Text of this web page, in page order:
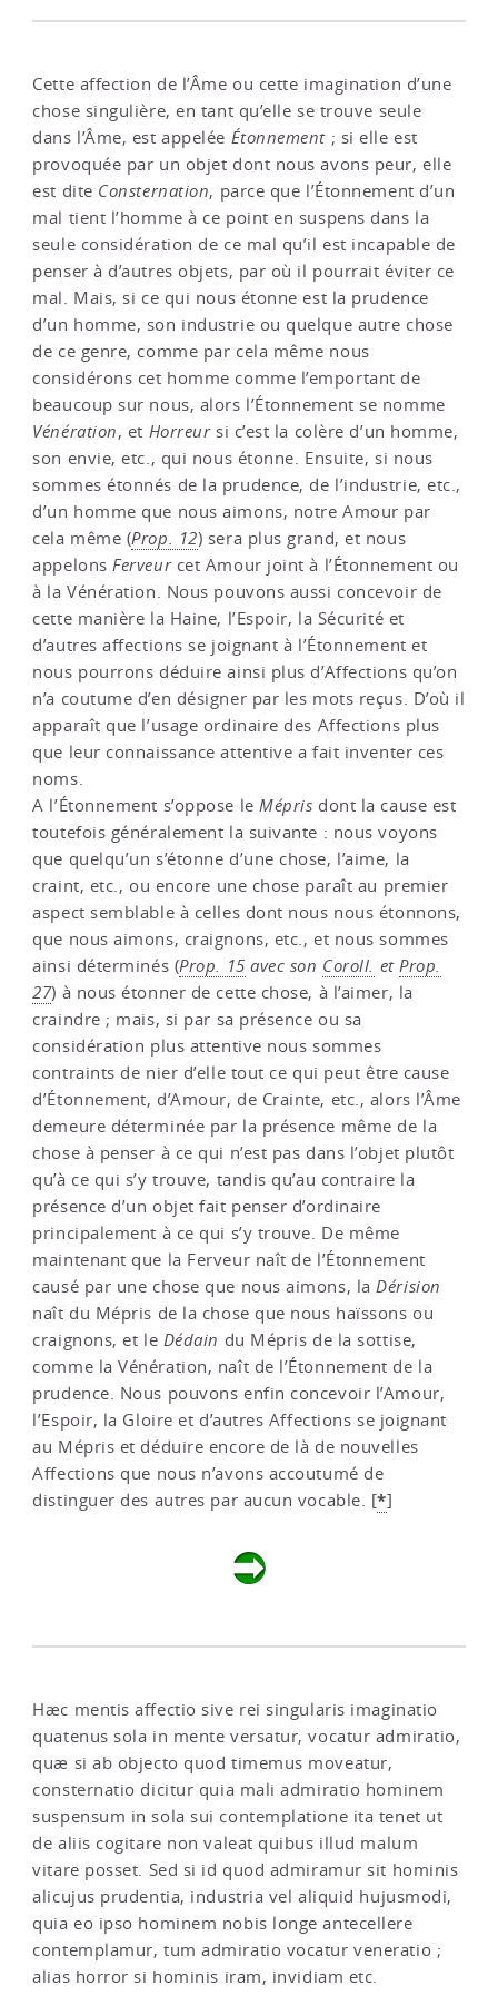
Cette affection de l’Âme ou cette imagination d’une
chose singulière, en tant qu’elle se trouve seule
dans l’Âme, est appelée Étonnement ; si elle est
provoquée par un objet dont nous avons peur, elle
est dite Consternation, parce que l’Étonnement d’un
mal tient l’homme à ce point en suspens dans la
seule considération de ce mal qu’il est incapable de
penser à d’autres objets, par où il pourrait éviter ce
mal. Mais, si ce qui nous étonne est la prudence
d’un homme, son industrie ou quelque autre chose
de ce genre, comme par cela même nous
considérons cet homme comme l’emportant de
beaucoup sur nous, alors l’Étonnement se nomme
Vénération, et Horreursi c’est la colère d’un homme,
son envie, etc., qui nous étonne. Ensuite, si nous
sommes étonnés de la prudence, de l’industrie, etc.,
d’un homme que nous aimons, notre Amour par
cela même (Prop. 12) sera plus grand, et nous
appelonsFerveurcet Amour joint à l’Étonnement ou
à la Vénération. Nous pouvons aussi concevoir de
cette manière la Haine, l’Espoir, la Sécurité et
d’autres affections se joignant à l’Étonnement et
nous pourrons déduire ainsi plus d’Affections qu’on
n’a coutume d’en désigner par les mots reçus. D’où il
apparaît que l’usage ordinaire des Affections plus
que leur connaissance attentive a fait inventer ces
noms.
A l’Étonnement s’oppose leMépris dont la cause est
toutefois généralement la suivante : nous voyons
que quelqu’un s’étonne d’une chose, l’aime, la
craint, etc., ou encore une chose paraît au premier
aspect semblable à celles dont nous nous étonnons,
que nous aimons, craignons, etc., et nous sommes
ainsi déterminés (Prop. 15 avec son Coroll. etProp.
27) à nous étonner de cette chose, à l’aimer, la
craindre ; mais, si par sa présence ou sa
considération plus attentive nous sommes
contraints de nier d’elle tout ce qui peut être cause
d’Étonnement, d’Amour, de Crainte, etc., alors l’Âme
demeure déterminée par la présence même de la
chose à penser à ce qui n’est pas dans l’objet plutôt
qu’à ce qui s’y trouve, tandis qu’au contraire la
présence d’un objet fait penser d’ordinaire
principalement à ce qui s’y trouve. De même
maintenant que la Ferveur naît de l’Étonnement
causé par une chose que nous aimons, laDérision
naît du Mépris de la chose que nous haïssons ou
craignons, et le Dédain du Mépris de la sottise,
comme la Vénération, naît de l’Étonnement de la
prudence. Nous pouvons enfin concevoir l’Amour,
l’Espoir, la Gloire et d’autres Affections se joignant
au Mépris et déduire encore de là de nouvelles
Affections que nous n’avons accoutumé de
distinguer des autres par aucun vocable. [*]
Hæc mentis affectio sive rei singularis imaginatio
quatenus sola in mente versatur, vocatur admiratio,
quæ si ab objecto quod timemus moveatur,
consternatio dicitur quia mali admiratio hominem
suspensum in sola sui contemplatione ita tenet ut
de aliis cogitare non valeat quibus illud malum
vitare posset. Sed si id quod admiramur sit hominis
alicujus prudentia, industria vel aliquid hujusmodi,
quia eo ipso hominem nobis longe antecellere
contemplamur, tum admiratio vocatur veneratio ;
alias horror si hominis iram, invidiam etc.